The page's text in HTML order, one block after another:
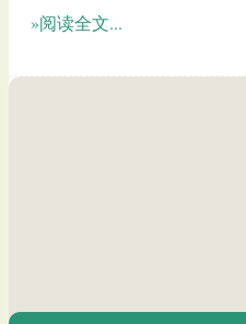
»阅读全文...
陈二